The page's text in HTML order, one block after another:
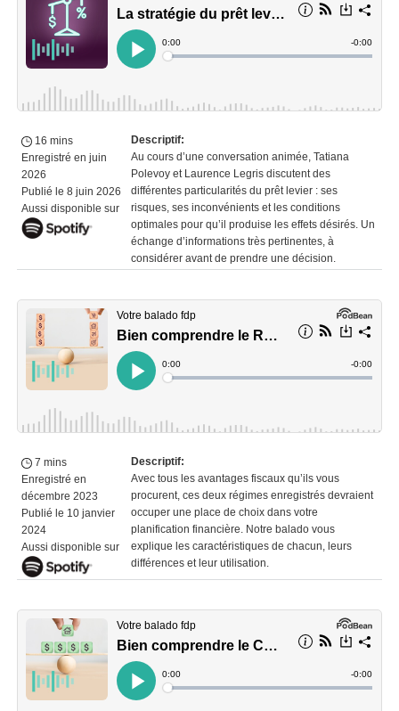
16 mins
Enregistré en juin
2026
Publié le 8 juin 2026
Aussi disponible sur
Descriptif:
Au cours d’une conversation animée, Tatiana
Polevoy et Laurence Legris discutent des
différentes particularités du prêt levier : ses
risques, ses inconvénients et les conditions
optimales pour qu’il produise les effets désirés. Un
échange d’informations très pertinentes, à
considérer avant de prendre une décision.
7 mins
Enregistré en
décembre 2023
Publié le 10 janvier
2024
Aussi disponible sur
Descriptif:
Avec tous lesavantages fiscaux qu’ils vous
procurent, ces deux régimes enregistrés devraient
occuper une place de choix dans votre
planification financière. Notre baladovous
explique les caractéristiquesde chacun, leurs
différences et leur utilisation.